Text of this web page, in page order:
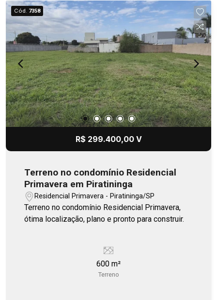
Cód. 7358
R$ 299.400,00 V
Terreno no condomínio Residencial
Primavera em Piratininga
Residencial Primavera - Piratininga/SP
Terreno no condomínio Residencial Primavera,
ótima localização, plano e pronto para construir.
600 m²
Terreno